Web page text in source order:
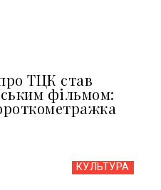
ТЦК став
фільмом:
КУЛЬТУРА